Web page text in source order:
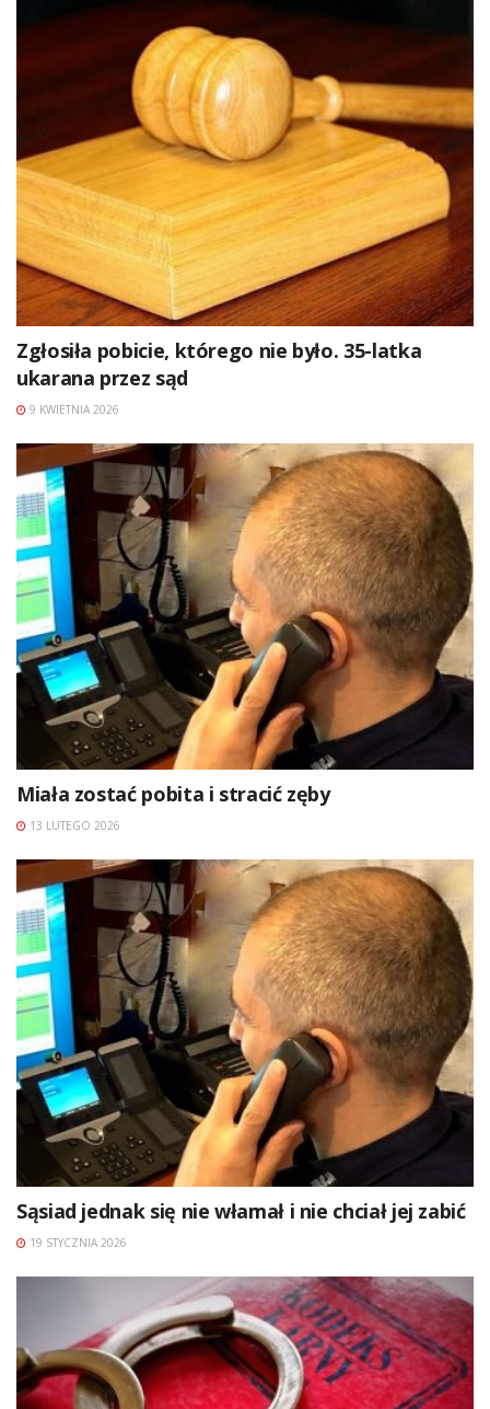
Zgłosiła pobicie, którego nie było. 35-latka
ukarana przez sąd
9 KWIETNIA 2026
Miała zostać pobita i stracić zęby
13 LUTEGO 2026
Sąsiad jednak się nie włamał i nie chciał jej zabić
19 STYCZNIA 2026